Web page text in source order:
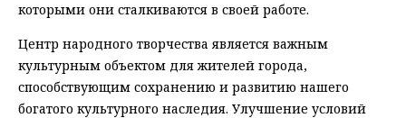
которыми они сталкиваются в своей работе.
Центр народного творчества является важным
культурным объектом для жителей города,
способствующим сохранению и развитию нашего
богатого культурного наследия. Улучшение условий